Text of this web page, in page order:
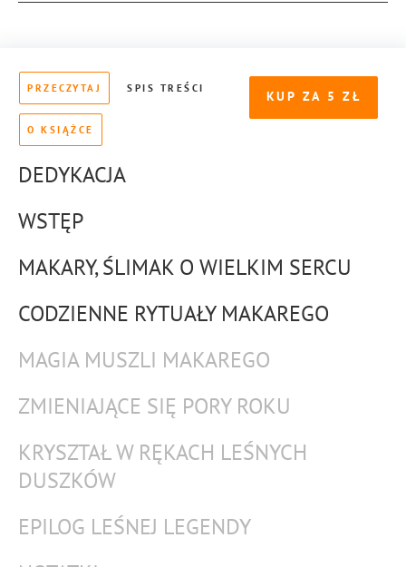
KUP ZA 5
PRZECZYTAJ SPIS TREŚCI
O KSIĄŻCE
DEDYKACJA
WSTĘP
MAKARY, ŚLIMAK O WIELKIM SERCU
CODZIENNE RYTUAŁY MAKAREGO
MAGIA MUSZLI MAKAREGO
ZMIENIAJĄCE SIĘ PORY ROKU
KRYSZTAŁ W RĘKACH LEŚNYCH
DUSZKÓW
EPILOG LEŚNEJ LEGENDY